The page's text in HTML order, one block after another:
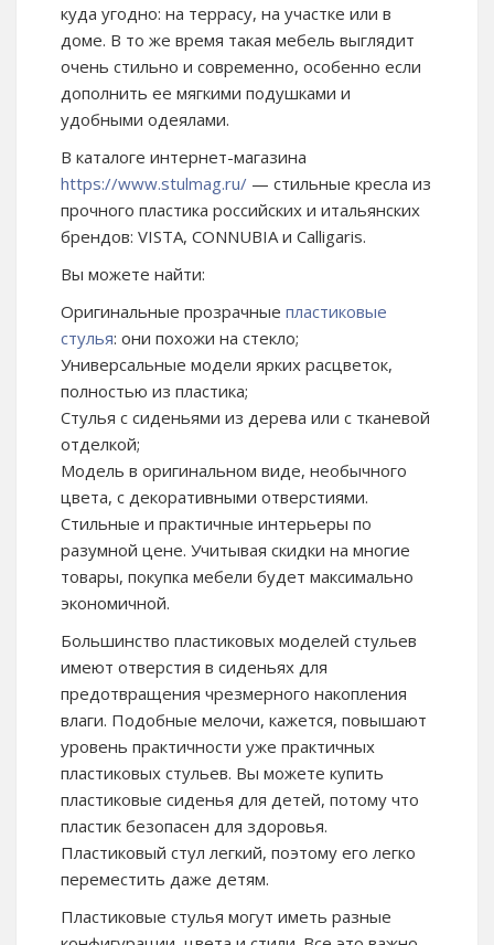
куда угодно: на террасу, на участке или в
доме. В то же время такая мебель выглядит
очень стильно и современно, особенно если
дополнить ее мягкими подушками и
удобными одеялами.
В каталоге интернет-магазина
https://www.stulmag.ru/ — стильные кресла из
прочного пластика российских и итальянских
брендов: VISTA, CONNUBIA и Calligaris.
Вы можете найти:
Оригинальные прозрачные пластиковые
стулья: они похожи на стекло;
Универсальные модели ярких расцветок,
полностью из пластика;
Стулья с сиденьями из дерева или с тканевой
отделкой;
Модель в оригинальном виде, необычного
цвета, с декоративными отверстиями.
Стильные и практичные интерьеры по
разумной цене. Учитывая скидки на многие
товары, покупка мебели будет максимально
экономичной.
Большинство пластиковых моделей стульев
имеют отверстия в сиденьях для
предотвращения чрезмерного накопления
влаги. Подобные мелочи, кажется, повышают
уровень практичности уже практичных
пластиковых стульев. Вы можете купить
пластиковые сиденья для детей, потому что
пластик безопасен для здоровья.
Пластиковый стул легкий, поэтому его легко
переместить даже детям.
Пластиковые стулья могут иметь разные